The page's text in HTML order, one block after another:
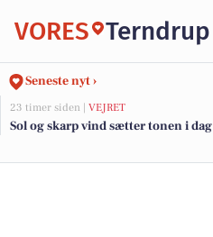
VORES Terndrup
Seneste nyt ›
23 timer siden | VEJRET
Sol og skarp vind sætter tonen i dag